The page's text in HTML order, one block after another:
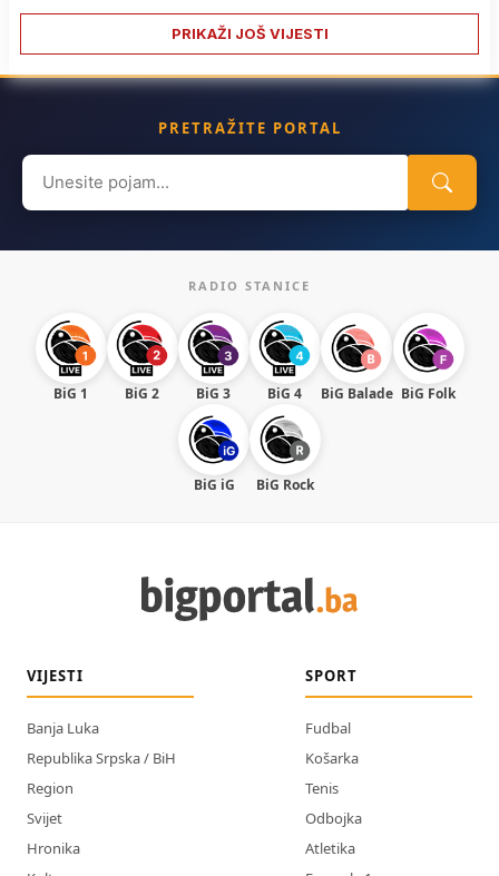
PRIKAŽI JOŠ VIJESTI
PRETRAŽITE PORTAL
Search
for:
RADIO STANICE
BiG 1 BiG 2 BiG 3 BiG 4 BiG Balade BiG Folk
BiG iG BiG Rock
VIJESTI
Banja Luka
Republika Srpska / BiH
Region
Svijet
Hronika
SPORT
Fudbal
Košarka
Tenis
Odbojka
Atletika